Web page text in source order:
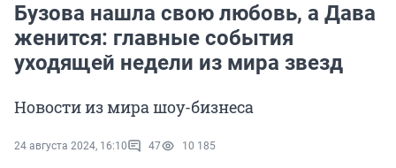
Бузова нашла свою любовь, а Дава
женится: главные события
уходящей недели из мира звезд
Новости из мира шоу-бизнеса
24 августа 2024, 16:10 47 10 185